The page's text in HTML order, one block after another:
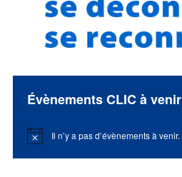
Évènements CLIC à venir
Notice Il n’y a pas d’évènements à venir.